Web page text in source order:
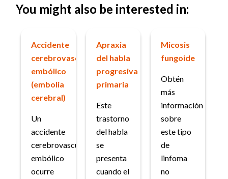
You might also be interested in:
Accidente
cerebrovascular
embólico
(embolia
cerebral)
Un
accidente
cerebrovascular
embólico
ocurre
Apraxia
del habla
progresiva
primaria
Este
trastorno
del habla
se
presenta
cuando el
Micosis
fungoide
Obtén
más
información
sobre
este tipo
de
linfoma
no